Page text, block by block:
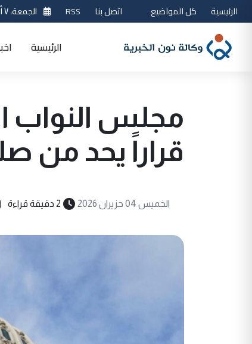
الرئيسية كل المواضيع اتصل بنا RSS الجمعة، ٧ أغسطس 2026
الرئيسية
مجلس النواب
قراراً يحد من
الخميس 04 حزيران 2026 2 دقيقة قراءة